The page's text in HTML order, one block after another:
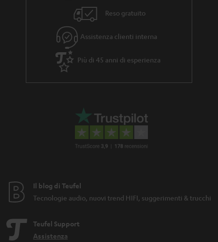
a
Reso gratuito
Assistenza clienti interna
Più di 45 anni di esperienza
Il blog di Teufel
Tecnologie audio, nuovi trend HIFI, suggerimenti & trucchi
Teufel Support
Assistenza